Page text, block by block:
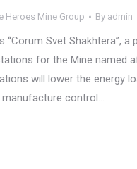
Heroes Mine Group By admin
“Corum Svet Shakhtera”,
for the Mine named
will lower the energy
control…